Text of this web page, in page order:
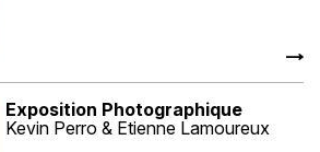
Exposition Photographique
Kevin Perro & Etienne Lamoureux